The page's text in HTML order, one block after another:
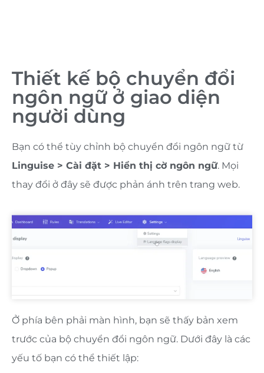
Thiết kế bộ chuyển đổi
ngôn ngữ ở giao diện
người dùng
Bạn có thể tùy chỉnh bộ chuyển đổi ngôn ngữ từ
Linguise > Cài đặt > Hiển thị cờ ngôn ngữ. Mọi
thay đổi ở đây sẽ được phản ánh trên trang web.
Ở phía bên phải màn hình, bạn sẽ thấy bản xem
trước của bộ chuyển đổi ngôn ngữ. Dưới đây là các
yếu tố bạn có thể thiết lập: